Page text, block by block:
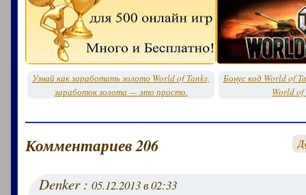
Узнай как заработать золото World of Tanks,
заработок золота — это просто.
Бонус код World of
World of
Комментариев 206
Denker :05.12.2013 в 02:33